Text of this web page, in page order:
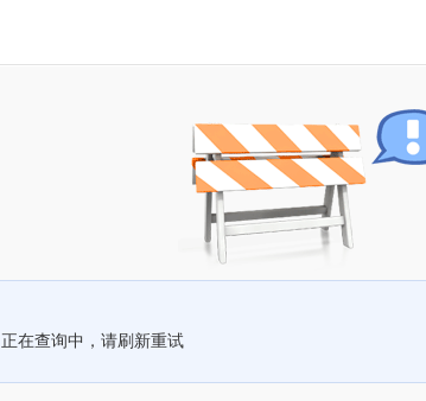
正在查询中，请刷新重试